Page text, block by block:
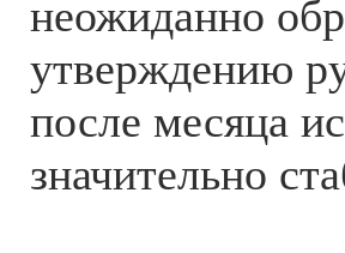
неожиданно
утверждению
после месяца
значительно